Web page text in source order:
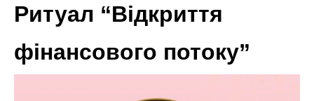
Ритуал “Відкриття
фінансового потоку”